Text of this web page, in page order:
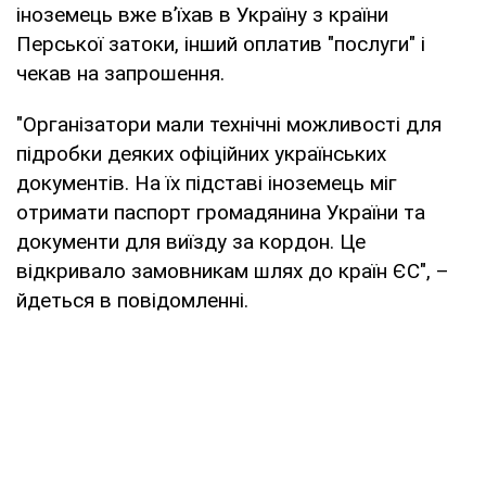
іноземець вже в’їхав в Україну з країни
Перської затоки, інший оплатив "послуги" і
чекав на запрошення.
"Організатори мали технічні можливості для
підробки деяких офіційних українських
документів. На їх підставі іноземець міг
отримати паспорт громадянина України та
документи для виїзду за кордон. Це
відкривало замовникам шлях до країн ЄС", –
йдеться в повідомленні.